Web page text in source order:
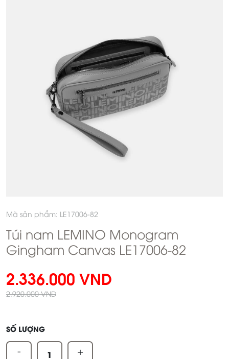
Mã sản phẩm: LE17006-82
Túi nam LEMINO Monogram
Gingham Canvas LE17006-82
2.336.000 VND
2.920.000 VND
SỐ LƯỢNG
- +